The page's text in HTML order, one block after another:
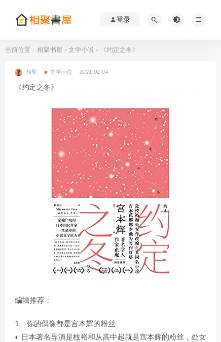
登录
当前位置： 相聚书屋 > 文学小说 > 《约定之冬》
相聚 文学小说 2021-02-04
《约定之冬》
编辑推荐：
1、你的偶像都是宫本辉的粉丝
◐ 日本著名导演是枝裕和从高中起就是宫本辉的粉丝，处女